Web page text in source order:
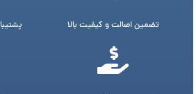
تضمین اصالت و کیفیت بالا پشتیبانی 24 ساعته